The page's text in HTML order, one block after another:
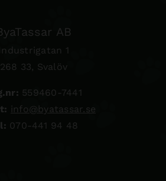
AB
Industrigatan 1
268 33, Svalöv
559460-7441
info@byatassar.se
070-441 94 48